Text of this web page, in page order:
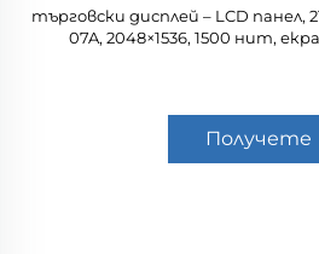
търговски дисплей – LCD панел,
07A, 2048×1536, 1500 нит,
Получете